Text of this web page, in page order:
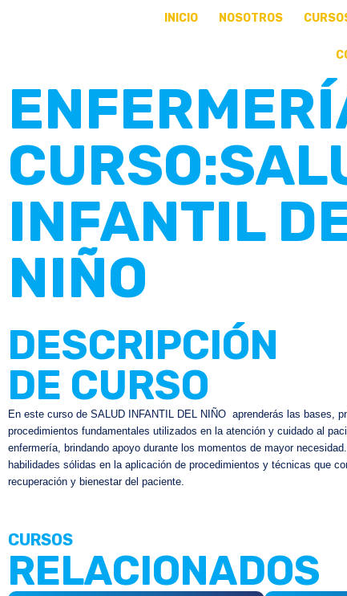
INICIO NOSOTROS
INFANTIL
NIÑO
DESCRIPCIÓN
DE CURSO
En este curso de SALUD INFANTIL DEL NIÑO aprenderás las bases,
procedimientos fundamentales utilizados en la atención y cuidado al
enfermería, brindando apoyo durante los momentos de mayor
habilidades sólidas en la aplicación de procedimientos y técnicas que
recuperación y bienestar del paciente.
CURSOS
RELACIONADOS